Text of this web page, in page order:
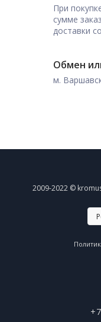
При
сумме
доставки
Обмен
м.
2009-2022 ©